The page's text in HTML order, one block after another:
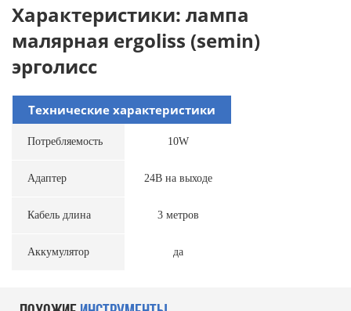
Характеристики: лампа
малярная ergoliss (semin)
эрголисс
Технические характеристики
Потребляемость 10W
Адаптер 24В на выходе
Кабель длина 3 метров
Аккумулятор да